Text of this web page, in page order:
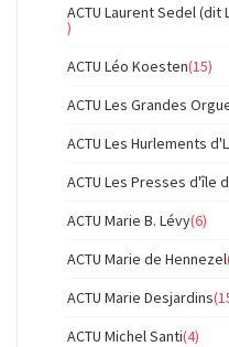
ACTU Laurent Sedel
)
ACTU Léo Koesten(15)
ACTU Les Grandes
ACTU Les Hurlements
ACTU Les Presses d'île
ACTU Marie B. Lévy(6)
ACTU Marie de Hennezel
ACTU Marie Desjardins
ACTU Michel Santi(4)